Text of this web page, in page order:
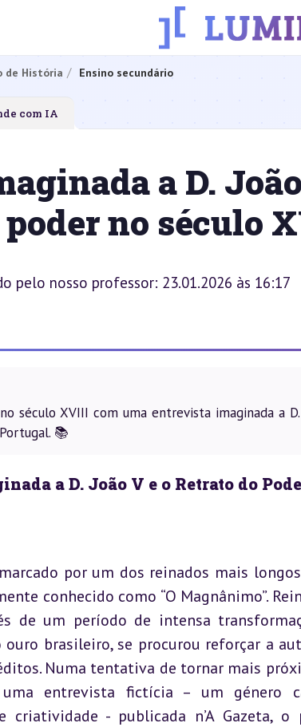
de História Ensino secundário
com IA
a D.
no século
pelo nosso professor: 23.01.2026 às 16:17
século XVIII com uma entrevista imaginada a D.
📚
a D. João V e o Retrato do
por um dos reinados mais
conhecido como “O Magnânimo”.
de um período de intensa
brasileiro, se procurou reforçar a
Numa tentativa de tornar mais
uma entrevista fictícia – um género
criatividade - publicada n’A Gazeta, o